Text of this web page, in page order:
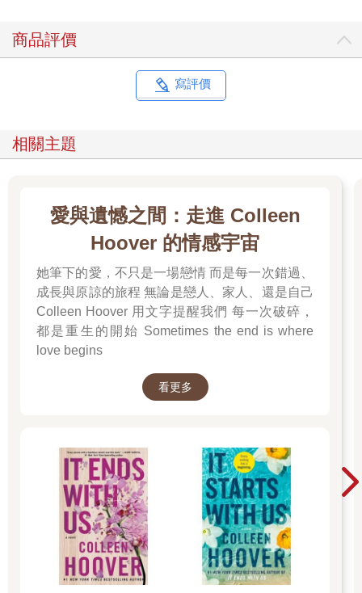
這樣的人學習力、思考力等都很強，所以較其他人聰明。
認為是大腦的司令部，可控制人的思維和行動。透過它，我們可
以全方位的觀察事物，例如你知道你要去什麼地方，你知道曾經
解剖學家經過試驗總結出：腦前葉發達的人，智力也會高人一
不論是中醫學還是解剖學，這些觀點正好與面相學的主張不謀而
合：天庭飽滿意味智力過人，讓我們不禁佩服起老祖宗們的智慧
眉毛連在一起好不好
兩條眉毛連在一起，且互相侵入對方眉毛之內，像交戰一樣，稱
之為眉交。
煩亂、遇事猶豫不決，且偏聽女色之言，一生常有豔遇禍事；但
如眼睛有神且黑白分明者，則可控制以上情況。另外，這種人性
與眉交情況相似的是眉破。所謂眉破，是指先天眉毛缺損，或後
天由於多種原因引致眉毛受損而出現眉破的情況。眉破代表兄弟
很早就生離死別，亦代表手部易折斷、受傷。
商品評價
寫評價
相關主題
愛與遺憾之間：走進 Colleen
Hoover 的情感宇宙
她筆下的愛，不只是一場戀情 而是每一次錯過、
成長與原諒的旅程 無論是戀人、家人、還是自己
Colleen Hoover 用文字提醒我們 每一次破碎，
都是重生的開始 Sometimes the end is where
love begins
看更多